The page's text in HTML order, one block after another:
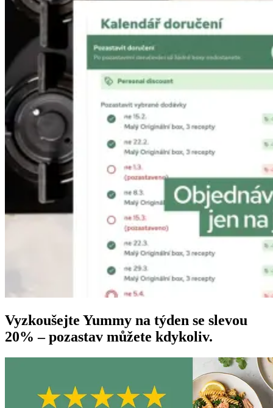
Vyzkoušejte Yummy na týden se slevou
20% – pozastav můžete kdykoliv.